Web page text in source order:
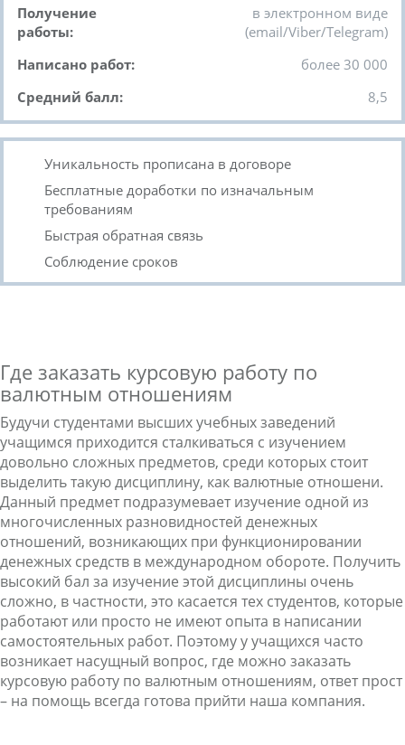
Получение
работы:
в электронном виде
(email/Viber/Telegram)
Написано работ:
более 30 000
Средний балл:
8,5
Уникальность прописана в договоре
Бесплатные доработки по изначальным
требованиям
Быстрая обратная связь
Соблюдение сроков
Где заказать курсовую работу по
валютным отношениям
Будучи студентами высших учебных заведений
учащимся приходится сталкиваться с изучением
довольно сложных предметов, среди которых стоит
выделить такую дисциплину, как валютные отношени.
Данный предмет подразумевает изучение одной из
многочисленных разновидностей денежных
отношений, возникающих при функционировании
денежных средств в международном обороте. Получить
высокий бал за изучение этой дисциплины очень
сложно, в частности, это касается тех студентов, которые
работают или просто не имеют опыта в написании
самостоятельных работ. Поэтому у учащихся часто
возникает насущный вопрос, где можно заказать
курсовую работу по валютным отношениям, ответ прост
– на помощь всегда готова прийти наша компания.